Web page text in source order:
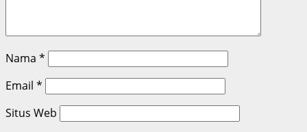
Nama *
Email *
Situs Web